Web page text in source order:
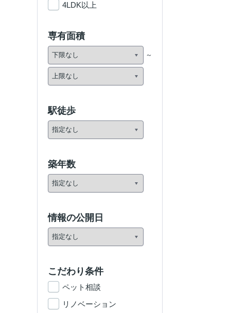
4LDK以上
専有面積
駅徒歩
築年数
情報の公開日
こだわり条件
ペット相談
リノベーション